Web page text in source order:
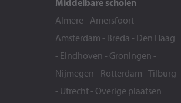
Middelbare scholen
Almere - Amersfoort -
Amsterdam - Breda - Den Haag
- Eindhoven - Groningen -
Nijmegen - Rotterdam -Tilburg
- Utrecht - Overige plaatsen